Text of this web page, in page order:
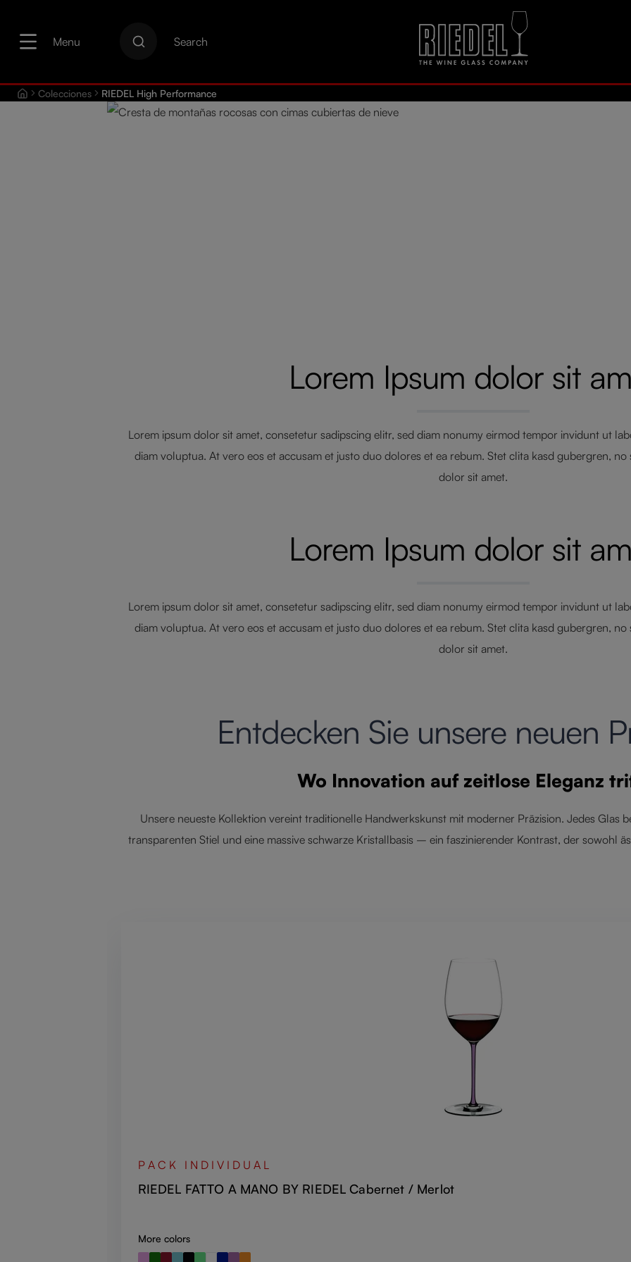
Menu
Search
Colecciones RIEDEL High Performance
Lorem Ipsum dolor sit
Lorem ipsum dolor sit amet, consetetur sadipscing elitr, sed diam nonumy eirmod tempor invidunt ut
diam voluptua. At vero eos et accusam et justo duo dolores et ea rebum. Stet clita kasd gubergren, no
dolor sit amet.
Lorem Ipsum dolor sit
Lorem ipsum dolor sit amet, consetetur sadipscing elitr, sed diam nonumy eirmod tempor invidunt ut
diam voluptua. At vero eos et accusam et justo duo dolores et ea rebum. Stet clita kasd gubergren, no
dolor sit amet.
Entdecken Sie unsere neuen
Wo Innovation auf zeitlose Eleganz
Unsere neueste Kollektion vereint traditionelle Handwerkskunst mit moderner Präzision. Jedes Glas
transparenten Stiel und eine massive schwarze Kristallbasis – ein faszinierender Kontrast, der sowohl
PACK INDIVIDUAL
RIEDEL FATTO A MANO BY RIEDEL Cabernet / Merlot
More colors